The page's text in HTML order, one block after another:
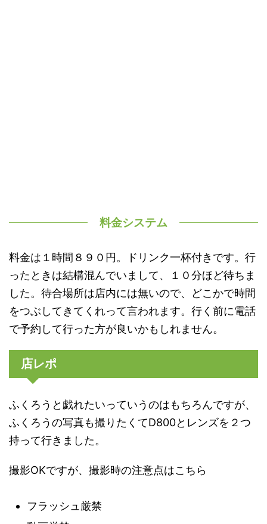
料金システム
料金は１時間８９０円。ドリンク一杯付きです。行
ったときは結構混んでいまして、１０分ほど待ちま
した。待合場所は店内には無いので、どこかで時間
をつぶしてきてくれって言われます。行く前に電話
で予約して行った方が良いかもしれません。
店レポ
ふくろうと戯れたいっていうのはもちろんですが、
ふくろうの写真も撮りたくてD800とレンズを２つ
持って行きました。
撮影OKですが、撮影時の注意点はこちら
フラッシュ厳禁